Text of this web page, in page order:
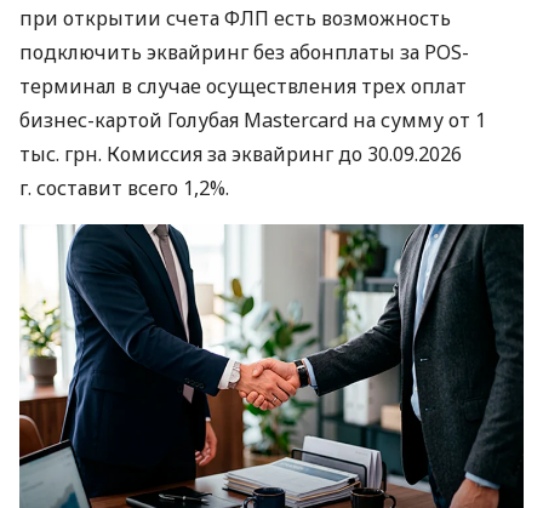
при открытии счета ФЛП есть возможность
подключить эквайринг без абонплаты за POS-
терминал в случае осуществления трех оплат
бизнес-картой Голубая Mastercard на сумму от 1
тыс. грн. Комиссия за эквайринг до 30.09.2026
г. составит всего 1,2%.